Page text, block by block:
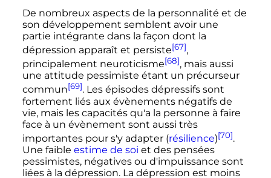
De nombreux aspects de la personnalité et de
son développement semblent avoir une
partie intégrante dans la façon dont la
dépression apparaît et persiste[67],
principalement neuroticisme[68], mais aussi
une attitude pessimiste étant un précurseur
commun[69]. Les épisodes dépressifs sont
fortement liés aux évènements négatifs de
vie, mais les capacités qu'a la personne à faire
face à un évènement sont aussi très
importantes pour s'y adapter (résilience)[70].
Une faible estime de soi et des pensées
pessimistes, négatives ou d'impuissance sont
liées à la dépression. La dépression est moins